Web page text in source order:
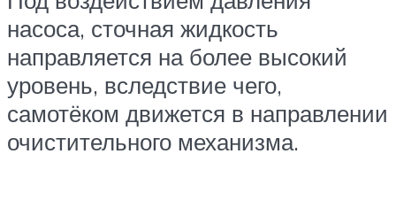
насоса, сточная жидкость
направляется на более высокий
уровень, вследствие чего,
самотёком движется в направлении
очистительного механизма.